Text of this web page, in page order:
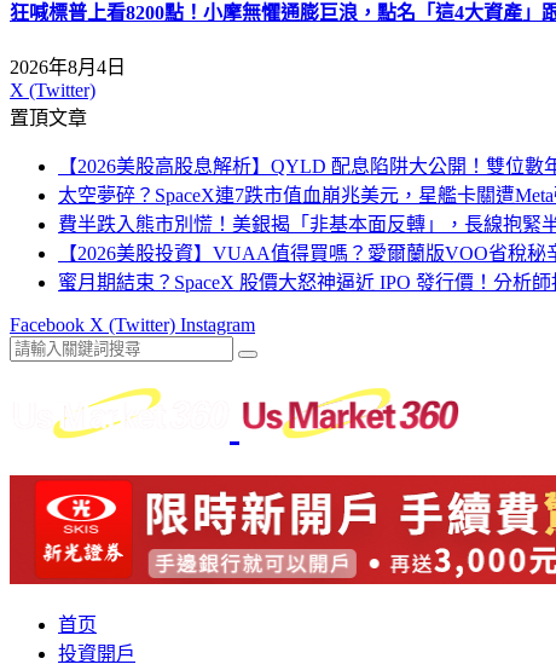
狂喊標普上看8200點！小摩無懼通膨巨浪，點名「這4大資產」
2026年8月4日
X (Twitter)
置頂文章
【2026美股高股息解析】QYLD 配息陷阱大公開！雙位
太空夢碎？SpaceX連7跌市值血崩兆美元，星艦卡關遭
費半跌入熊市別慌！美銀揭「非基本面反轉」，長線抱緊
【2026美股投資】VUAA值得買嗎？愛爾蘭版VOO省稅秘
蜜月期結束？SpaceX 股價大怒神逼近 IPO 發行價！分析
Facebook X (Twitter) Instagram
首页
投資開戶